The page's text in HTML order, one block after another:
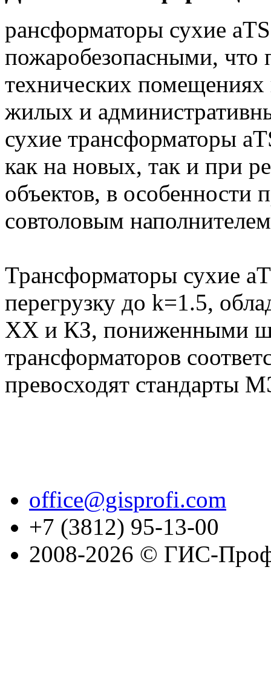
рансформаторы сухие
пожаробезопасными, что
технических помещениях
жилых и
сухие трансформаторы
как на новых, так и при
объектов, в особенности
совтоловым
Трансформаторы сухие
перегрузку до k=1.5,
ХХ и КЗ, пониженными
трансформаторов
превосходят стандарты
office@gisprofi.com
+7 (3812) 95-13-00
2008-2026 © ГИС-